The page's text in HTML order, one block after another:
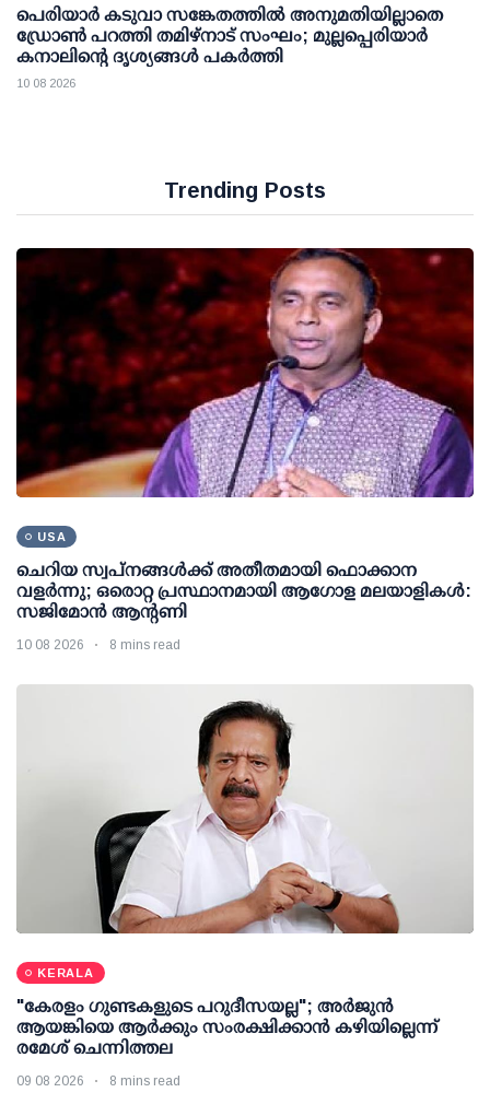
പെരിയാര്‍ കടുവാ സങ്കേതത്തില്‍ അനുമതിയില്ലാതെ
ഡ്രോണ്‍ പറത്തി തമിഴ്നാട് സംഘം; മുല്ലപ്പെരിയാര്‍
കനാലിന്റെ ദൃശ്യങ്ങള്‍ പകര്‍ത്തി
10 08 2026
Trending Posts
USA
ചെറിയ സ്വപ്നങ്ങൾക്ക് അതീതമായി ഫൊക്കാന
വളർന്നു; ഒരൊറ്റ പ്രസ്ഥാനമായി ആഗോള മലയാളികൾ:
സജിമോൻ ആന്റണി
10 08 2026 8 mins read
KERALA
"കേരളം ഗുണ്ടകളുടെ പറുദീസയല്ല"; അർജുൻ
ആയങ്കിയെ ആർക്കും സംരക്ഷിക്കാൻ കഴിയില്ലെന്ന്
രമേശ് ചെന്നിത്തല
09 08 2026 8 mins read